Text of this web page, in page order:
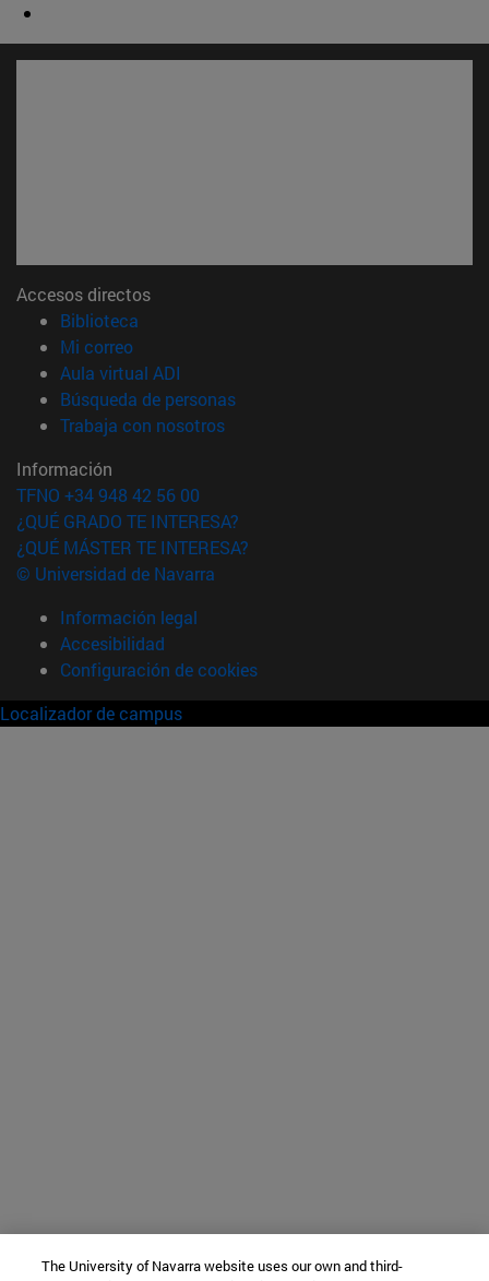
Accesos directos
Biblioteca
Mi correo(abre en nueva ventana)
Aula virtual ADI
Búsqueda de personas(abre en nueva ventana)
Trabaja con nosotros(abre en nueva ventana)
Información
TFNO +34 948 42 56 00
¿QUÉ GRADO TE INTERESA?
¿QUÉ MÁSTER TE INTERESA?
© Universidad de Navarra
Información legal
Accesibilidad
Configuración de cookies
Localizador de campus
The University of Navarra website uses our own and third-